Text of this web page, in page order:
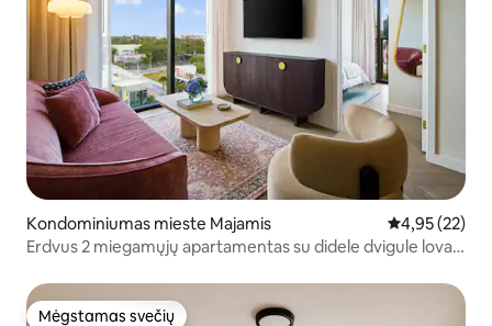
Kondominiumas mieste Majamis Vidutinis
4,95 (22)
Erdvus 2 miegamųjų apartamentas su didele dvigule lova |
Mėgstamas svečių